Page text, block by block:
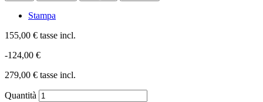
Stampa
155,00 € tasse incl.
-124,00 €
279,00 € tasse incl.
Quantità